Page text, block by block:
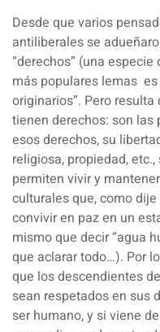
Desde que varios
antiliberales se
“derechos” (una
más populares lemas
originarios”. Pero
tienen derechos: son las
esos derechos, su
religiosa, propiedad,
permiten vivir y
culturales que, como
convivir en paz en un
mismo que decir “agua
que aclarar todo…). Por
que los descendientes
sean respetados en sus
ser humano, y si viene